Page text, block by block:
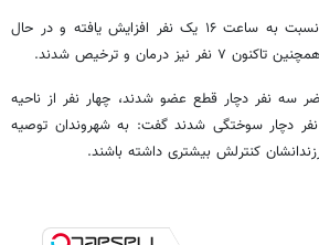
وی گفت: تعداد بستری ها نسبت به ساعت ١۶ یک نفر افزایش یافته و در حال
سه نفر دچار قطع عضو شدند، چهار نفر از ناحیه
دچار سوختگی شدند گفت: به شهروندان توصیه
کنترلش بیشتری داشته باشند.